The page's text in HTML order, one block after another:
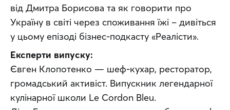
від Дмитра Борисова та як говорити про
Україну в світі через споживання їжі – дивіться
у цьому епізоді бізнес-подкасту «Реалісти».
Експерти випуску:
Євген Клопотенко — шеф-кухар, ресторатор,
громадський активіст. Випускник легендарної
кулінарної школи Le Cordon Bleu.